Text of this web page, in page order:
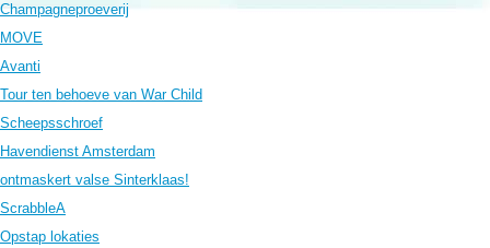
Champagneproeverij
MOVE
Avanti
Tour ten behoeve van War Child
Scheepsschroef
Havendienst Amsterdam
ontmaskert valse Sinterklaas!
ScrabbleA
Opstap lokaties